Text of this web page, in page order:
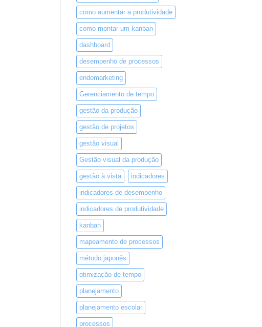
colaboradores
como aumentar a produtividade
como montar um kanban
dashboard
desempenho de processos
endomarketing
Gerenciamento de tempo
gestão da produção
gestão de projetos
gestão visual
Gestão visual da produção
gestão à vista indicadores
indicadores de desempenho
indicadores de produtividade
kanban
mapeamento de processos
método japonês
otimização de tempo
planejamento
planejamento escolar
processos